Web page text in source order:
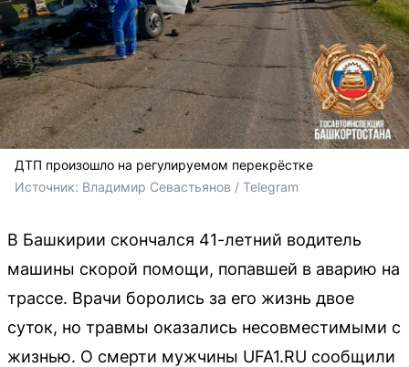
ДТП произошло на регулируемом перекрёстке
Источник: Владимир Севастьянов / Telegram
В Башкирии скончался 41-летний водитель
машины скорой помощи, попавшей в аварию на
трассе. Врачи боролись за его жизнь двое
суток, но травмы оказались несовместимыми с
жизнью. О смерти мужчины UFA1.RU сообщили